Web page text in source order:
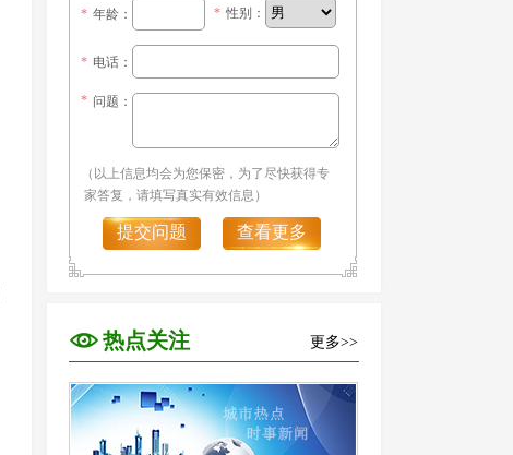
* 年龄： * 性别：
* 电话：
* 问题：
（以上信息均会为您保密，为了尽快获得专
家答复，请填写真实有效信息）
提交问题 查看更多
热点关注 更多>>